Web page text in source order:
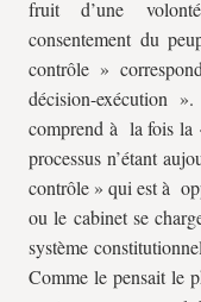
fruit d’une
consentement du
contrôle »
décision-exécution
comprend à la fois la
processus n’étant
contrôle » qui est à
ou le cabinet se
système
Comme le pensait le